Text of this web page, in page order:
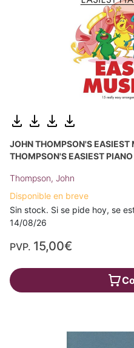
JOHN THOMPSON'S EASIEST
THOMPSON'S EASIEST PIANO
Thompson, John
Disponible en breve
Sin stock. Si se pide hoy, se
14/08/26
PVP. 15,00€